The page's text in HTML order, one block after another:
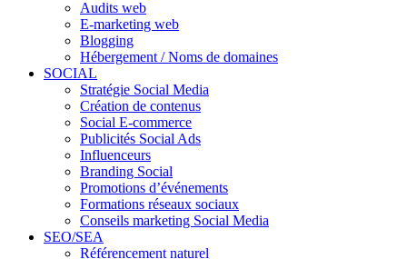
Audits web
E-marketing web
Blogging
Hébergement / Noms de domaines
SOCIAL
Stratégie Social Media
Création de contenus
Social E-commerce
Publicités Social Ads
Influenceurs
Branding Social
Promotions d’événements
Formations réseaux sociaux
Conseils marketing Social Media
SEO/SEA
Référencement naturel